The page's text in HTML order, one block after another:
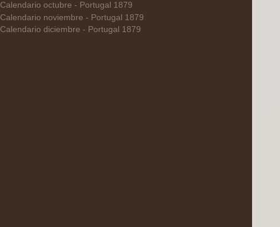
Calendario octubre - Portugal 1879
Calendario noviembre - Portugal 1879
Calendario diciembre - Portugal 1879